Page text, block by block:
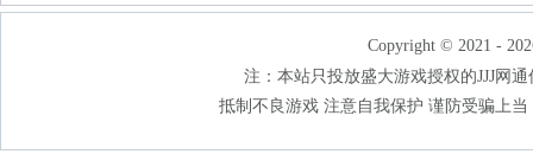
Copyright © 2021 -
注：本站只投放盛大游戏授权的JJJ网
抵制不良游戏 注意自我保护 谨防受骗上